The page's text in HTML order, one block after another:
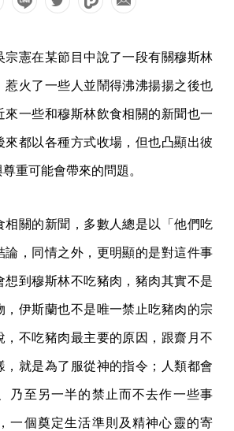
宗憲在某節目中說了一段有關穆斯林
惹火了一些人並鬧得沸沸揚揚之後也
來一些和穆斯林飲食相關的新聞也一
來都以各種方式收場，但也凸顯出彼
重可能會帶來的問題。
相關的新聞，多數人總是以「他們吃
論，同情之外，更明顯的是對這件事
想到穆斯林不吃豬肉，豬肉其實不是
，伊斯蘭也不是唯一禁止吃豬肉的宗
，不吃豬肉最主要的原因，跟齋月不
，就是為了服從神的指令；人類都會
乃至另一半的禁止而不去作一些事
一個奠定生活準則及精神心靈的寄